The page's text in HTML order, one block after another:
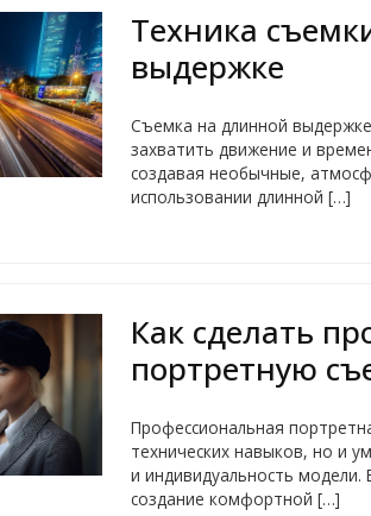
Техника
выдержке
Съемка на длинной
захватить движение и
создавая необычные,
использовании длинной […]
Как сделать
портретную
Профессиональная
технических навыков, но и
и индивидуальность
создание комфортной […]